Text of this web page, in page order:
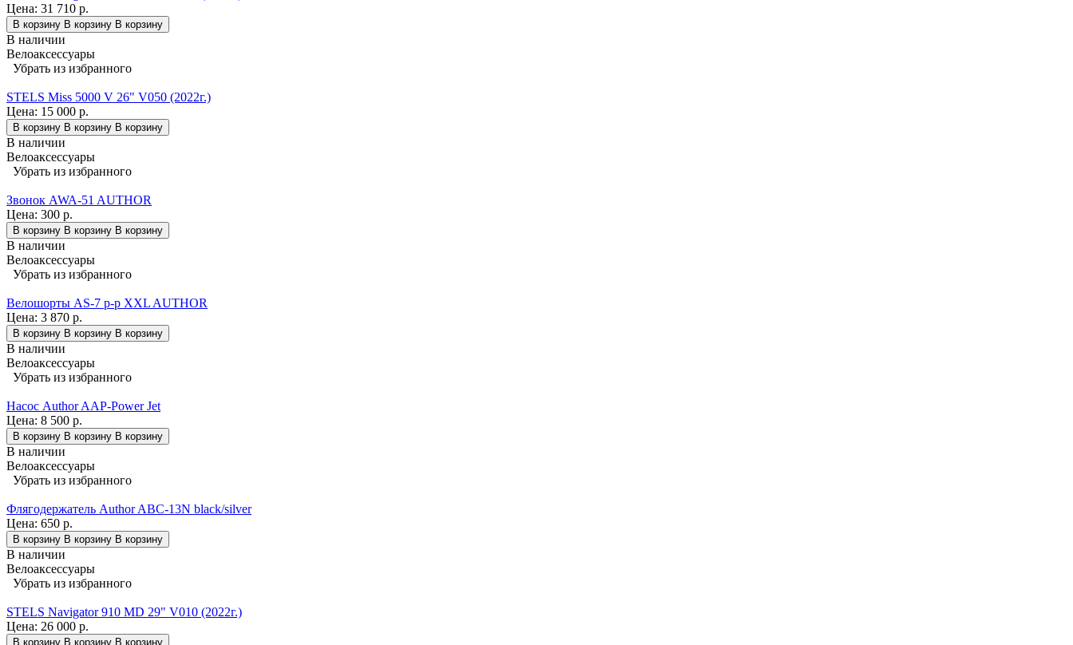
Цена: 31 710 р.
В корзину В корзину В корзину
В наличии
Велоаксессуары
Убрать из избранного
STELS Miss 5000 V 26" V050 (2022г.)
Цена: 15 000 р.
В корзину В корзину В корзину
В наличии
Велоаксессуары
Убрать из избранного
Звонок AWA-51 AUTHOR
Цена: 300 р.
В корзину В корзину В корзину
В наличии
Велоаксессуары
Убрать из избранного
Велошорты AS-7 р-р XXL AUTHOR
Цена: 3 870 р.
В корзину В корзину В корзину
В наличии
Велоаксессуары
Убрать из избранного
Насос Author AAP-Power Jet
Цена: 8 500 р.
В корзину В корзину В корзину
В наличии
Велоаксессуары
Убрать из избранного
Флягодержатель Author ABC-13N black/silver
Цена: 650 р.
В корзину В корзину В корзину
В наличии
Велоаксессуары
Убрать из избранного
STELS Navigator 910 MD 29" V010 (2022г.)
Цена: 26 000 р.
В корзину В корзину В корзину